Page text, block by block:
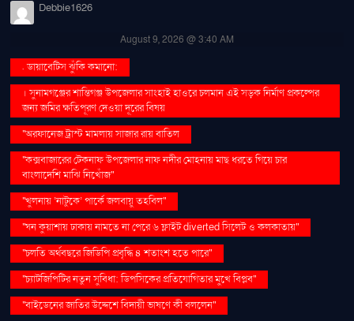
Debbie1626
August 9, 2026 @ 3:40 AM
. ডায়াবেটিস ঝুঁকি কমানো:
। সুনামগঞ্জের শান্তিগঞ্জ উপজেলার সাংহাই হাওরে চলমান এই সড়ক নির্মাণ প্রকল্পের
জন্য জমির ক্ষতিপূরণ দেওয়া দূরের বিষয়
''অরফানেজ ট্রাস্ট মামলায় সাজার রায় বাতিল
''কক্সবাজারের টেকনাফ উপজেলার নাফ নদীর মোহনায় মাছ ধরতে গিয়ে চার
বাংলাদেশি মাঝি নিখোঁজ''
''খুলনায় ‘নাটুকে’ পার্কে জলবায়ু তহবিল''
''ঘন কুয়াশায় ঢাকায় নামতে না পেরে ৬ ফ্লাইট diverted সিলেট ও কলকাতায়''
''চলতি অর্থবছরে জিডিপি প্রবৃদ্ধি ৪ শতাংশ হতে পারে''
''চ্যাটজিপিটির নতুন সুবিধা: ডিপসিকের প্রতিযোগিতার মুখে বিপ্লব''
''বাইডেনের জাতির উদ্দেশে বিদায়ী ভাষণে কী বললেন''